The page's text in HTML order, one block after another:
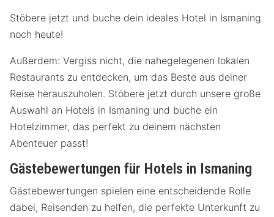
Stöbere jetzt und buche dein ideales Hotel in Ismaning
noch heute!
Außerdem: Vergiss nicht, die nahegelegenen lokalen
Restaurants zu entdecken, um das Beste aus deiner
Reise herauszuholen. Stöbere jetzt durch unsere große
Auswahl an Hotels in Ismaning und buche ein
Hotelzimmer, das perfekt zu deinem nächsten
Abenteuer passt!
Gästebewertungen für Hotels in Ismaning
Gästebewertungen spielen eine entscheidende Rolle
dabei, Reisenden zu helfen, die perfekte Unterkunft zu